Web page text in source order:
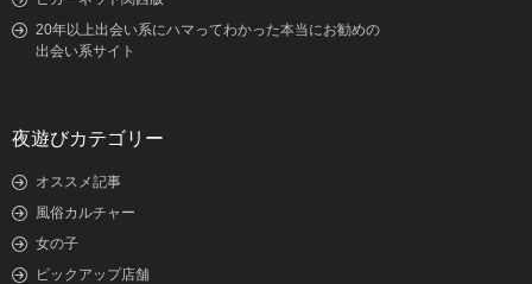
20年以上出会い系にハマってわかった本当にお勧めの
出会い系サイト
夜遊びカテゴリー
オススメ記事
風俗カルチャー
女の子
ピックアップ店舗